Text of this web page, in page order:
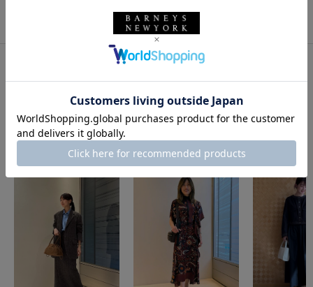
このアイテムを使用したスタイリング